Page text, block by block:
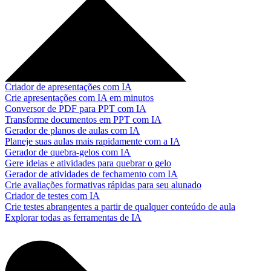
Criador de apresentações com IA
Crie apresentações com IA em minutos
Conversor de PDF para PPT com IA
Transforme documentos em PPT com IA
Gerador de planos de aulas com IA
Planeje suas aulas mais rapidamente com a IA
Gerador de quebra-gelos com IA
Gere ideias e atividades para quebrar o gelo
Gerador de atividades de fechamento com IA
Crie avaliações formativas rápidas para seu alunado
Criador de testes com IA
Crie testes abrangentes a partir de qualquer conteúdo de aula
Explorar todas as ferramentas de IA